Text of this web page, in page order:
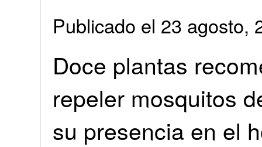
Publicado el 23 agosto,
Doce plantas
repeler mosquitos
su presencia en el